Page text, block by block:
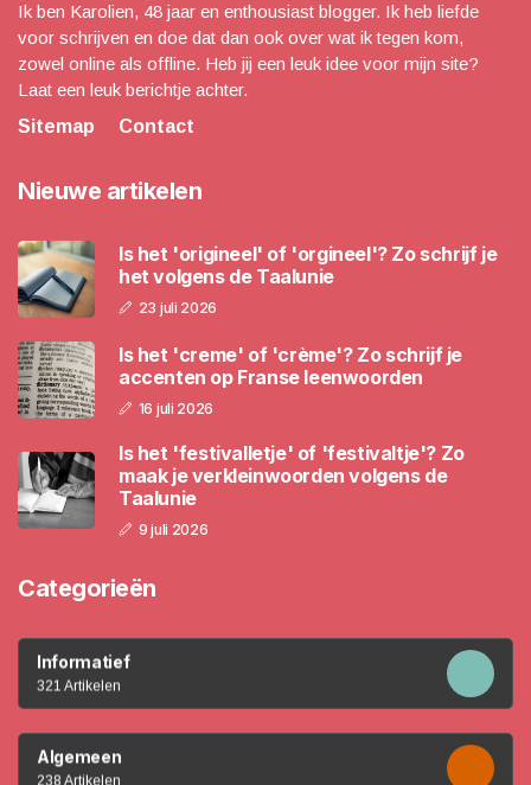
Ik ben Karolien, 48 jaar en enthousiast blogger. Ik heb liefde
voor schrijven en doe dat dan ook over wat ik tegen kom,
zowel online als offline. Heb jij een leuk idee voor mijn site?
Laat een leuk berichtje achter.
Sitemap
Contact
Nieuwe artikelen
Is het 'origineel' of 'orgineel'? Zo schrijf je
het volgens de Taalunie
23 juli 2026
Is het 'creme' of 'crème'? Zo schrijf je
accenten op Franse leenwoorden
16 juli 2026
Is het 'festivalletje' of 'festivaltje'? Zo
maak je verkleinwoorden volgens de
Taalunie
9 juli 2026
Categorieën
Informatief
321 Artikelen
Algemeen
238 Artikelen